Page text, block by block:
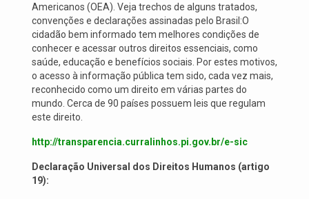
Americanos (OEA). Veja trechos de alguns tratados,
convenções e declarações assinadas pelo Brasil:O
cidadão bem informado tem melhores condições de
conhecer e acessar outros direitos essenciais, como
saúde, educação e benefícios sociais. Por estes motivos,
o acesso à informação pública tem sido, cada vez mais,
reconhecido como um direito em várias partes do
mundo. Cerca de 90 países possuem leis que regulam
este direito.
http://transparencia.curralinhos.pi.gov.br/e-sic
Declaração Universal dos Direitos Humanos (artigo
19):